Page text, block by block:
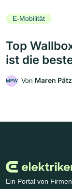
E-Mobilität
Top
ist die
MPW Von Maren
Ein Portal von